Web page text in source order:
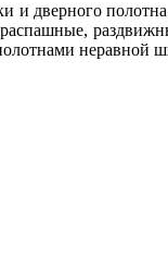
и дверного
неравной